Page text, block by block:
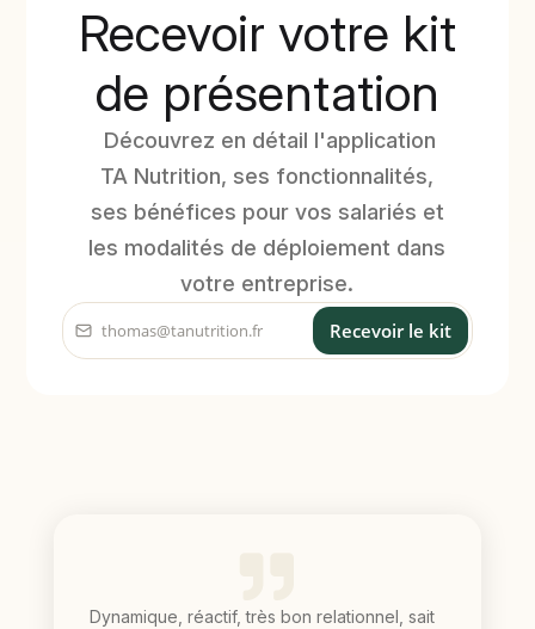
Recevoir votre kit
de présentation
Découvrez en détail l'application
TA Nutrition, ses fonctionnalités,
ses bénéfices pour vos salariés et
les modalités de déploiement dans
votre entreprise.
Recevoir le kit
Dynamique, réactif, très bon relationnel, sait